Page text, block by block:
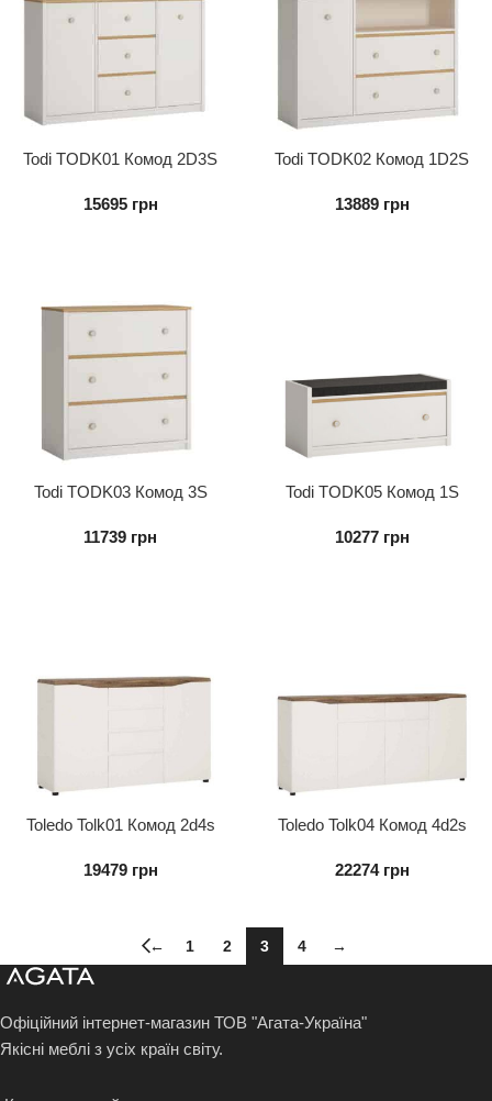
Todi TODK01 Комод 2D3S
15695 грн
Todi TODK02 Комод 1D2S
13889 грн
Todi TODK03 Комод 3S
11739 грн
Todi TODK05 Комод 1S
10277 грн
Toledo Tolk01 Комод 2d4s
19479 грн
Toledo Tolk04 Комод 4d2s
22274 грн
← 1 2 3 4 →
Офіційний інтернет-магазин ТОВ "Агата-Україна"
Якісні меблі з усіх країн світу.